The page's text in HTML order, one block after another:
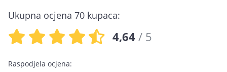
Ukupna ocjena 70 kupaca:
4,64/ 5
Raspodjela ocjena: